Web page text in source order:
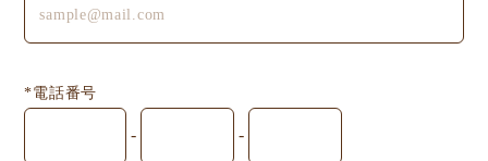
*電話番号
- -